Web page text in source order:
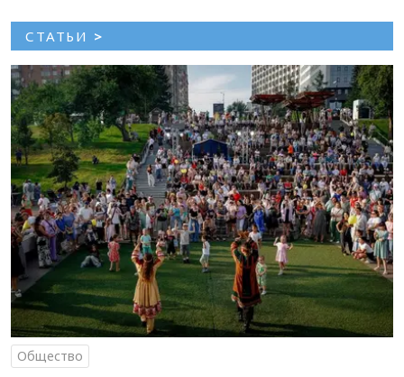
СТАТЬИ >
Общество